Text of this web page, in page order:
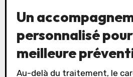
Un
personnalisé
meilleure
Au-delà du traitement, le